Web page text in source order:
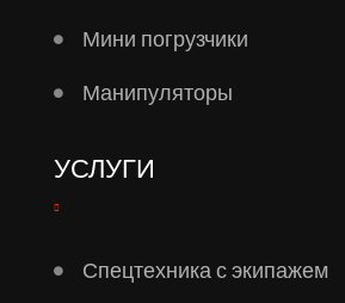
Мини погрузчики
Манипуляторы
УСЛУГИ
Спецтехника с экипажем